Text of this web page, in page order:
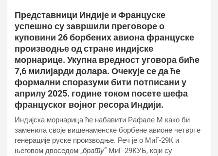
Представници Индије и Француске
успешно су завршили преговоре о
куповини 26 борбених авиона француске
производње од стране индијске
морнарице. Укупна вредност уговора биће
7,6 милијарди долара. Очекује се да ће
формални споразуми бити потписани у
априлу 2025. године током посете шефа
француског војног ресора Индији.
Индијска морнарица ће набавити Рафале М како би
заменила своје вишенаменске борбене авионе четврте
генерације руске производње. Реч је о МиГ-29К и
његовом двоседом „брату” МиГ-29КУБ, који су